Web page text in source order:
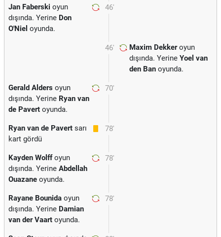
46'
Jan Faberski oyun
dışında. Yerine Don
O'Niel oyunda.
46' Maxim Dekkeroyun
dışında. Yerine Yoel van
den Ban oyunda.
70'
Gerald Alders oyun
dışında. Yerine Ryan van
de Pavert oyunda.
78'
Ryan van de Pavert sarı
kart gördü
78'
Kayden Wolffoyun
dışında. Yerine Abdellah
Ouazane oyunda.
78'
Rayane Bounida oyun
dışında. Yerine Damian
van der Vaart oyunda.